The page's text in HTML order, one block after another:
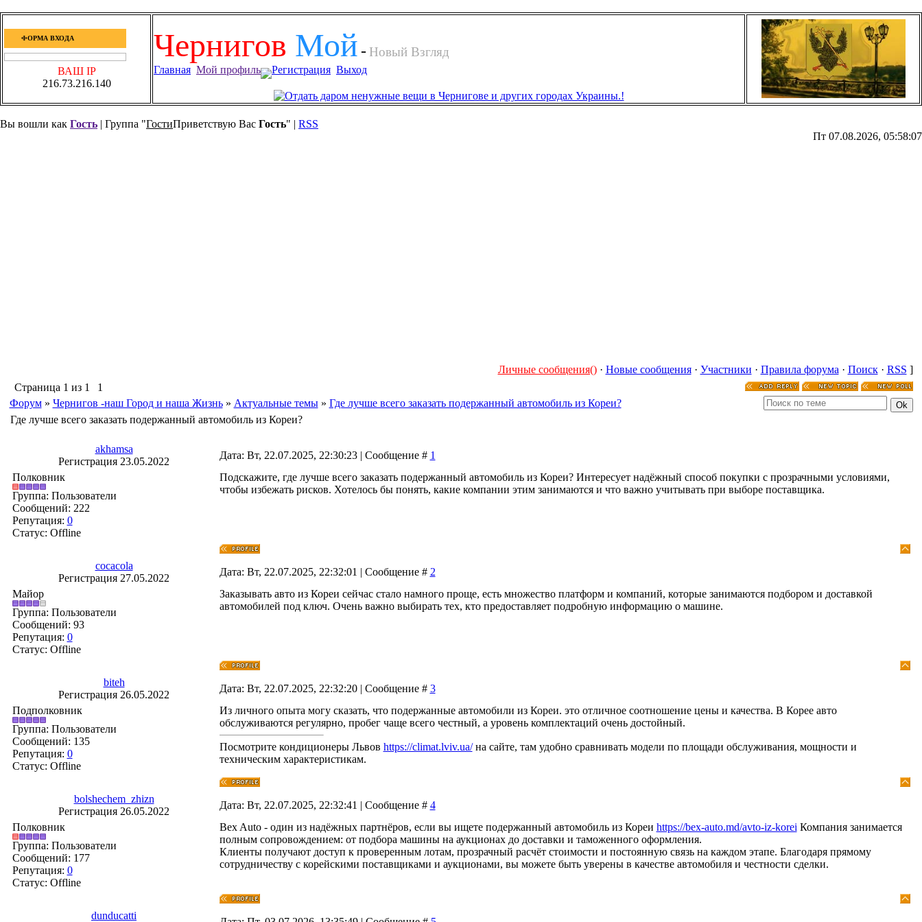
ФОРМА ВХОДА
ВАШ IP
216.73.216.140
Чернигов Мой- Новый Взгляд
Главная Мой профиль Регистрация Выход
Вы вошли как Гость | Группа "ГостиПриветствую Вас Гость" | RSS
Пт 07.08.2026, 05:58:07
Личные сообщения()· Новые сообщения· Участники · Правила форума · Поиск· RSS ]
Страница 1 из 1
1
Форум » Чернигов -наш Город и наша Жизнь » Актуальные темы » Где лучше всего заказать подержанный автомобиль из Кореи?
Где лучше всего заказать подержанный автомобиль из Кореи?
akhamsa
Регистрация 23.05.2022
Дата: Вт, 22.07.2025, 22:30:23 | Сообщение # 1
Полковник
Группа: Пользователи
Сообщений: 222
Репутация: 0
Статус: Offline
Подскажите, где лучше всего заказать подержанный автомобиль из Кореи? Интересует надёжный способ покупки с прозрачными условиями,
чтобы избежать рисков. Хотелось бы понять, какие компании этим занимаются и что важно учитывать при выборе поставщика.
cocacola
Регистрация 27.05.2022
Дата: Вт, 22.07.2025, 22:32:01 | Сообщение # 2
Майор
Группа: Пользователи
Сообщений: 93
Репутация: 0
Статус: Offline
Заказывать авто из Кореи сейчас стало намного проще, есть множество платформ и компаний, которые занимаются подбором и доставкой
автомобилей под ключ. Очень важно выбирать тех, кто предоставляет подробную информацию о машине.
biteh
Регистрация 26.05.2022
Дата: Вт, 22.07.2025, 22:32:20 | Сообщение # 3
Подполковник
Группа: Пользователи
Сообщений: 135
Репутация: 0
Статус: Offline
Из личного опыта могу сказать, что подержанные автомобили из Кореи. это отличное соотношение цены и качества. В Корее авто
обслуживаются регулярно, пробег чаще всего честный, а уровень комплектаций очень достойный.
Посмотрите кондиционеры Львов https://climat.lviv.ua/на сайте, там удобно сравнивать модели по площади обслуживания, мощности и
техническим характеристикам.
bolshechem_zhizn
Регистрация 26.05.2022
Дата: Вт, 22.07.2025, 22:32:41 | Сообщение # 4
Полковник
Группа: Пользователи
Сообщений: 177
Репутация: 0
Статус: Offline
Bex Auto - один из надёжных партнёров, если вы ищете подержанный автомобиль из Кореи https://bex-auto.md/avto-iz-korei Компания занимается
полным сопровождением: от подбора машины на аукционах до доставки и таможенного оформления.
Клиенты получают доступ к проверенным лотам, прозрачный расчёт стоимости и постоянную связь на каждом этапе. Благодаря прямому
сотрудничеству с корейскими поставщиками и аукционами, вы можете быть уверены в качестве автомобиля и честности сделки.
dunducatti